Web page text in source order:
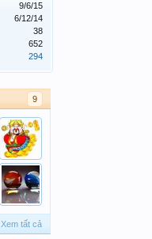
9/6/15
6/12/14
38
652
294
9
Xem tất cả